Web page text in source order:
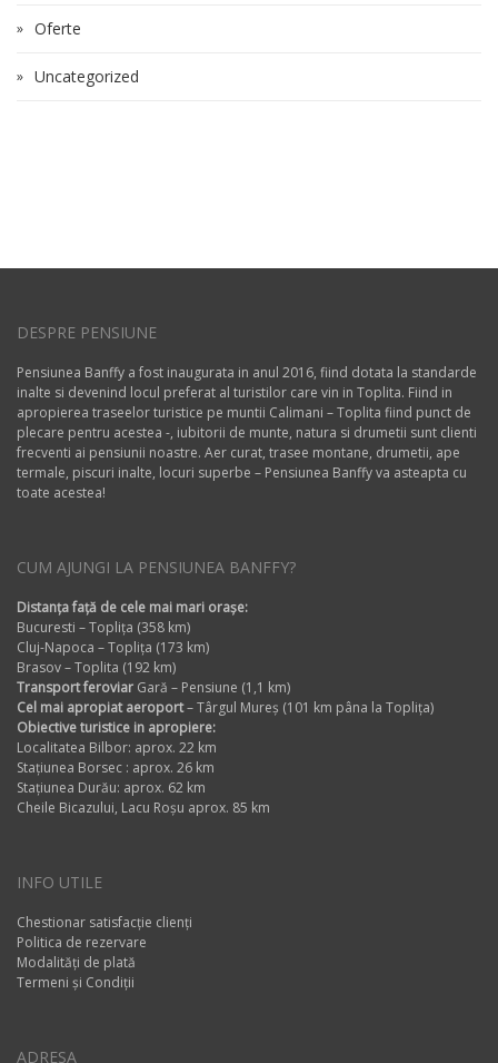
Oferte
Uncategorized
DESPRE PENSIUNE
Pensiunea Banffy a fost inaugurata in anul 2016, fiind dotata la standarde
inalte si devenind locul preferat al turistilor care vin in Toplita. Fiind in
apropierea traseelor turistice pe muntii Calimani – Toplita fiind punct de
plecare pentru acestea -, iubitorii de munte, natura si drumetii sunt clienti
frecventi ai pensiunii noastre. Aer curat, trasee montane, drumetii, ape
termale, piscuri inalte, locuri superbe – Pensiunea Banffy va asteapta cu
toate acestea!
CUM AJUNGI LA PENSIUNEA BANFFY?
Distanța față de cele mai mari orașe:
Bucuresti – Toplița (358 km)
Cluj-Napoca – Toplița (173 km)
Brasov – Toplita (192 km)
Transport feroviar Gară – Pensiune (1,1 km)
Cel mai apropiat aeroport– Târgul Mureș (101 km pâna la Toplița)
Obiective turistice in apropiere:
Localitatea Bilbor: aprox. 22 km
Stațiunea Borsec : aprox. 26 km
Stațiunea Durău: aprox. 62 km
Cheile Bicazului, Lacu Roșu aprox. 85 km
INFO UTILE
Chestionar satisfacție clienți
Politica de rezervare
Modalități de plată
Termeni și Condiții
ADRESA